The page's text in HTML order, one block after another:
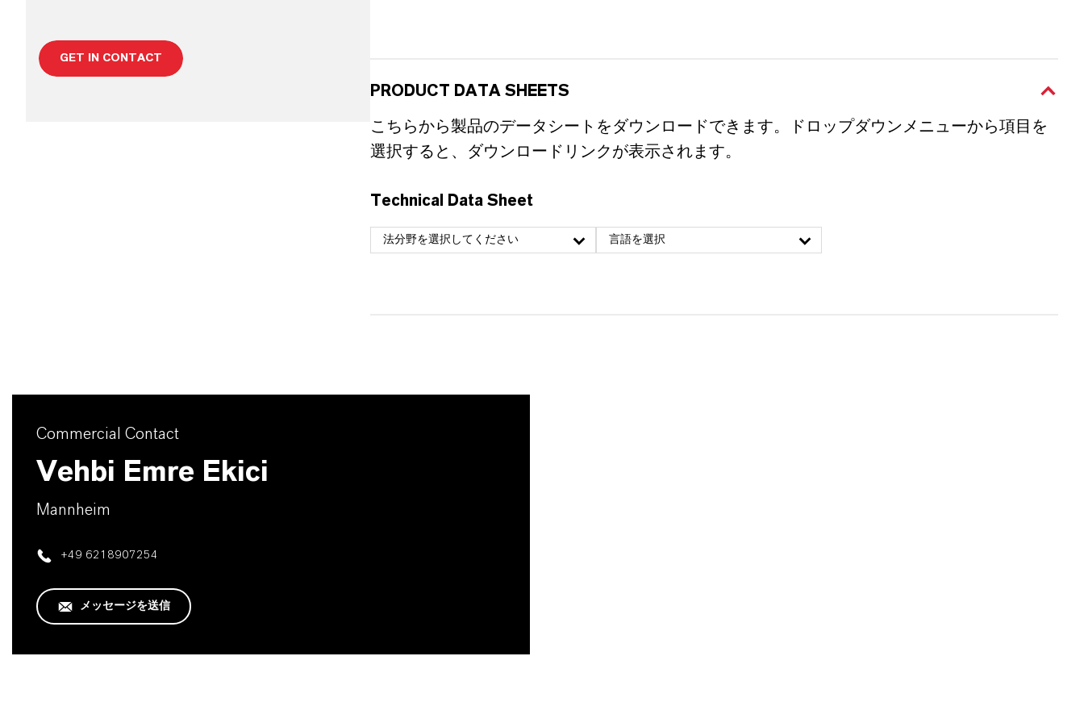
GET IN CONTACT
PRODUCT DATA SHEETS
こちらから製品のデータシートをダウンロードできます。ドロップダウンメニューから項目を
選択すると、ダウンロードリンクが表示されます。
Technical Data Sheet
法分野を選択してください 言語を選択
Commercial Contact
Vehbi Emre Ekici
Mannheim
+49 6218907254
メッセージを送信